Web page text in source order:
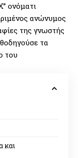
ονόματι
ανώνυμος
της γνωστής
τα
του
και